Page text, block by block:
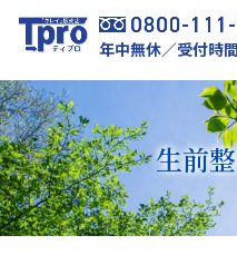
年中無休／受付時
生前